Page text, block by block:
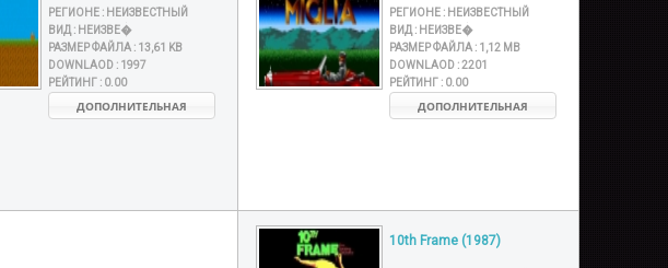
РЕГИОНЕ : НЕИЗВЕСТНЫЙ
ВИД : НЕИЗВЕ�
РАЗМЕР ФАЙЛА : 13,61 KB
DOWNLAOD : 1997
РЕЙТИНГ : 0.00
ДОПОЛНИТЕЛЬНАЯ
РЕГИОНЕ : НЕИЗВЕСТНЫЙ
ВИД : НЕИЗВЕ�
РАЗМЕР ФАЙЛА : 1,12 MB
DOWNLAOD :2201
РЕЙТИНГ : 0.00
ДОПОЛНИТЕЛЬНАЯ
10th Frame (1987)